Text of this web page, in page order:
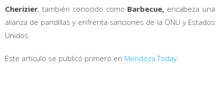
Cherizier, también conocido como Barbecue, encabeza una
alianza de pandillas y enfrenta sanciones de la ONU y Estados
Unidos.
Este artículo se publicó primero en Mendoza Today